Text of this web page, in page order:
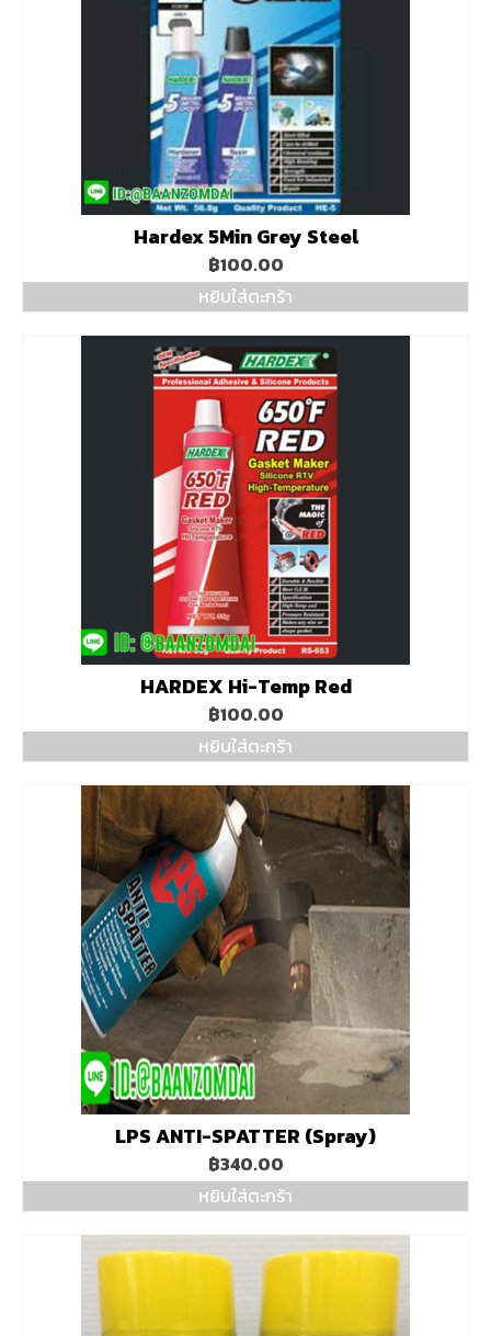
Hardex 5Min Grey Steel
฿100.00
หยิบใส่ตะกร้า
HARDEX Hi-Temp Red
฿100.00
หยิบใส่ตะกร้า
LPS ANTI-SPATTER (Spray)
฿340.00
หยิบใส่ตะกร้า